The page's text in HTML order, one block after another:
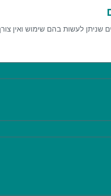
שניתן לעשות בהם שימוש ואין